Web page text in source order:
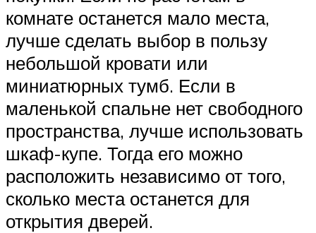
комнате останется мало места,
лучше сделать выбор в пользу
небольшой кровати или
миниатюрных тумб. Если в
маленькой спальне нет свободного
пространства, лучше использовать
шкаф-купе. Тогда его можно
расположить независимо от того,
сколько места останется для
открытия дверей.